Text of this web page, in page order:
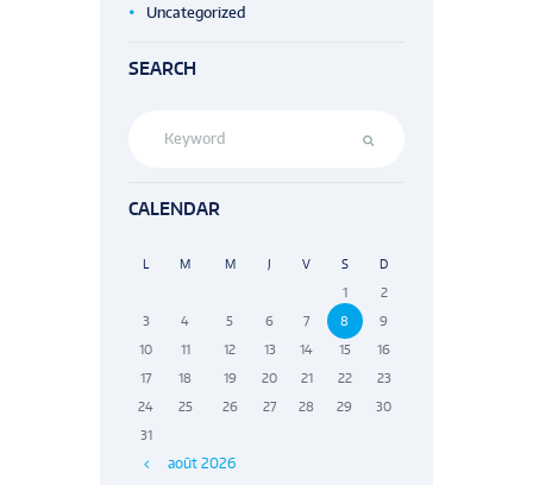
Uncategorized
SEARCH
CALENDAR
août 2026
L M M J V S D
1
2
3
4 5 6 7 8
9
10
11 12 13 14 15
16
17
18 19 20 21 22
23
24
25 26 27 28 29
30
31